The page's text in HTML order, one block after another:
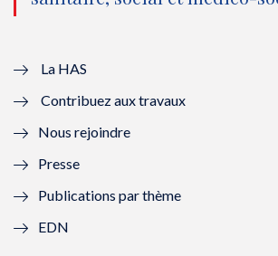
u
l
l
f
o
e
e
u
La HAS
Contribuez aux travaux
Nous rejoindre
Presse
Publications par thème
EDN